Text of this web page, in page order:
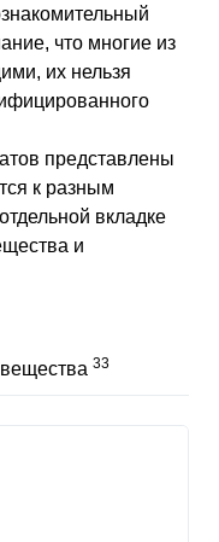
что многие из
их нельзя
представлены
к разным
вкладке
и
33